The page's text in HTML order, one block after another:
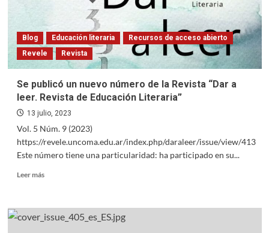
Blog Educación literaria
Recursos de acceso abierto
Revele
Revista
Se publicó un nuevo número de la Revista “Dar a
leer. Revista de Educación Literaria”
13 julio, 2023
Vol. 5 Núm. 9 (2023)
https://revele.uncoma.edu.ar/index.php/daraleer/issue/view/413
Este número tiene una particularidad: ha participado en su...
Leer másRead
Se
publicó